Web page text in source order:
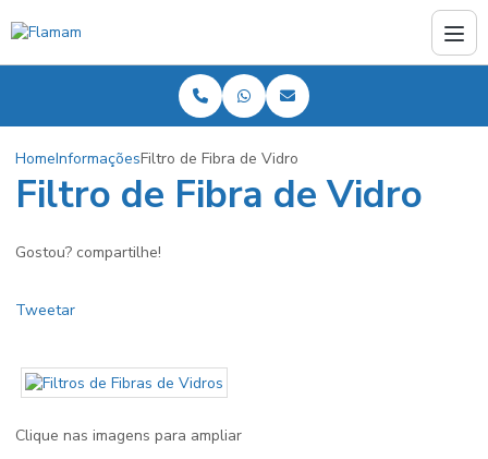
HomeInformaçõesFiltro de Fibra de Vidro
Filtro de Fibra de Vidro
Gostou? compartilhe!
Tweetar
Clique nas imagens para ampliar